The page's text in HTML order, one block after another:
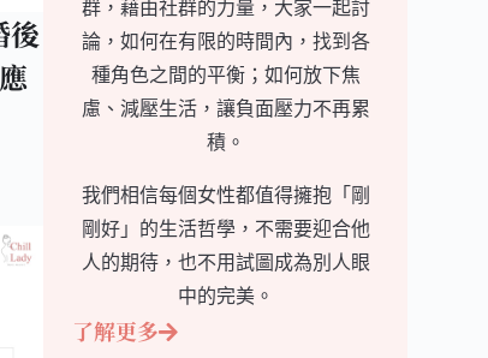
後
群，藉由社群的力量，大家一起討
論，如何在有限的時間內，找到各
種角色之間的平衡；如何放下焦
慮、減壓生活，讓負面壓力不再累
積。
我們相信每個女性都值得擁抱「剛
剛好」的生活哲學，不需要迎合他
人的期待，也不用試圖成為別人眼
中的完美。
了解更多